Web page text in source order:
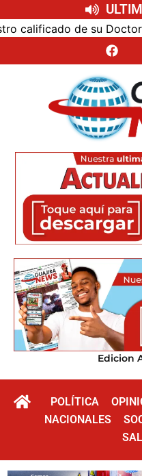
de su Doctorado
Edicion
POLÍTICA
NACIONALES